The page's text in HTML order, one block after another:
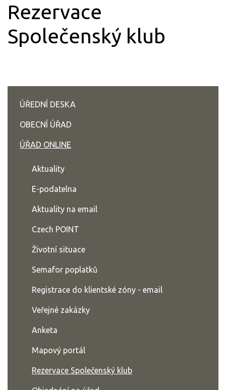
Rezervace
Společenský klub
ÚŘEDNÍ DESKA
OBECNÍ ÚŘAD
ÚŘAD ONLINE
Aktuality
E-podatelna
Aktuality na email
Czech POINT
Životní situace
Semafor poplatků
Registrace do klientské zóny - email
Veřejné zakázky
Anketa
Mapový portál
Rezervace Společenský klub